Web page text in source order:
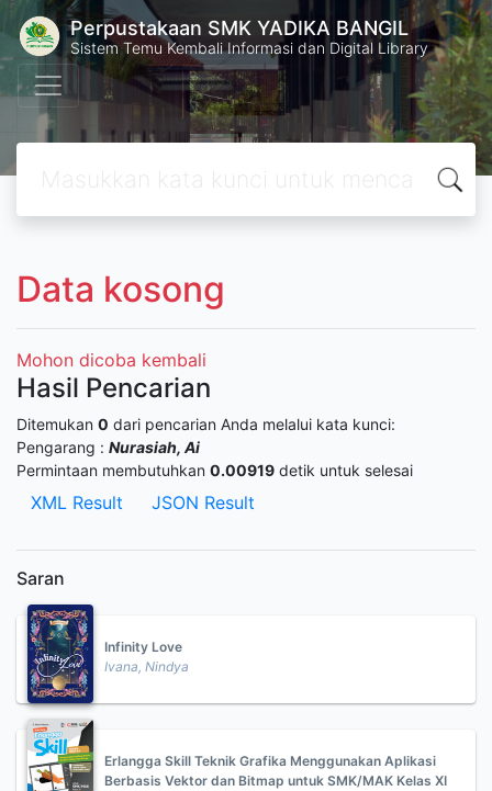
Perpustakaan SMK YADIKA BANGIL
Sistem Temu Kembali Informasi dan Digital Library
Data kosong
Mohon dicoba kembali
Hasil Pencarian
Ditemukan 0 dari pencarian Anda melalui kata kunci:
Pengarang : Nurasiah, Ai
Permintaan membutuhkan 0.00919 detik untuk selesai
XML Result JSON Result
Saran
Infinity Love
Ivana, Nindya
Erlangga Skill Teknik Grafika Menggunakan Aplikasi
Berbasis Vektor dan Bitmap untuk SMK/MAK Kelas XI